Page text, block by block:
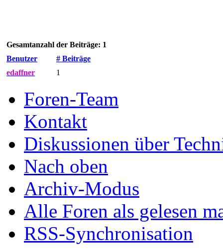
Gesamtanzahl der Beiträge: 1
Benutzer
# Beiträge
edaffner
1
Foren-Team
Kontakt
Diskussionen über
Nach oben
Archiv-Modus
Alle Foren als gelesen
RSS-Synchronisation